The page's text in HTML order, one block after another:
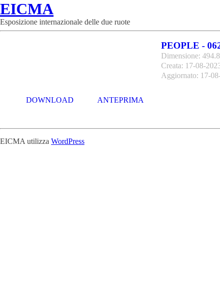
EICMA
Esposizione internazionale delle due ruote
PEOPLE -
Dimensione:
Creata: 17-08-
Aggiornato: 17-
DOWNLOAD ANTEPRIMA
EICMA utilizza WordPress